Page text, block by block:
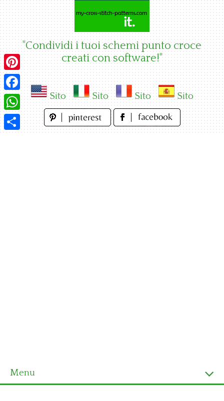
"Condividi i tuoi schemi punto croce
creati con software!"
Sito Sito Sito Sito
Menu
Pinterest
Facebook
WhatsApp